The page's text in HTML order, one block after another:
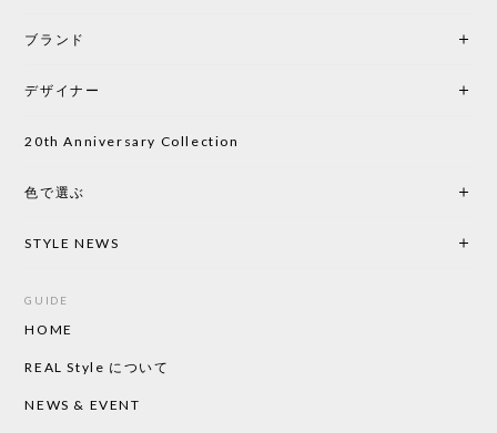
ブランド
デザイナー
20th Anniversary Collection
色で選ぶ
STYLE NEWS
GUIDE
HOME
REAL Style について
NEWS & EVENT